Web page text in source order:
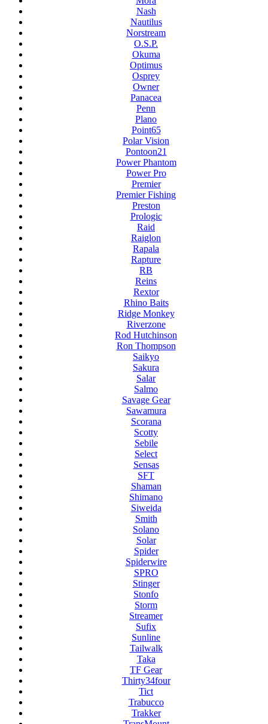
Nash
Nautilus
Norstream
O.S.P.
Okuma
Optimus
Osprey
Owner
Panacea
Penn
Plano
Point65
Polar Vision
Pontoon21
Power Phantom
Power Pro
Premier
Premier Fishing
Preston
Prologic
Raid
Raiglon
Rapala
Rapture
RB
Reins
Rextor
Rhino Baits
Ridge Monkey
Riverzone
Rod Hutchinson
Ron Thompson
Saikyo
Sakura
Salar
Salmo
Savage Gear
Sawamura
Scorana
Scotty
Sebile
Select
Sensas
SFT
Shaman
Shimano
Siweida
Smith
Solano
Solar
Spider
Spiderwire
SPRO
Stinger
Stonfo
Storm
Streamer
Sufix
Sunline
Tailwalk
Taka
TF Gear
Thirty34four
Tict
Trabucco
Trakker